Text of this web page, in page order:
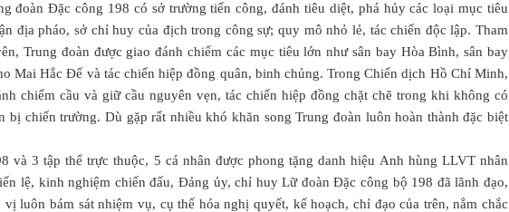
đoàn Đặc công 198 có sở trường tiến công, đánh tiêu diệt, phá hủy các loại mục tiêu
địa pháo, sở chỉ huy của địch trong công sự; quy mô nhỏ lẻ, tác chiến độc lập. Tham
Trung đoàn được giao đánh chiếm các mục tiêu lớn như sân bay Hòa Bình, sân bay
Mai Hắc Đế và tác chiến hiệp đồng quân, binh chủng. Trong Chiến dịch Hồ Chí Minh,
chiếm cầu và giữ cầu nguyên vẹn, tác chiến hiệp đồng chặt chẽ trong khi không có
bị chiến trường. Dù gặp rất nhiều khó khăn song Trung đoàn luôn hoàn thành đặc biệt
và 3 tập thể trực thuộc, 5 cá nhân được phong tặng danh hiệu Anh hùng LLVT nhân
lệ, kinh nghiệm chiến đấu, Đảng ủy, chỉ huy Lữ đoàn Đặc công bộ 198 đã lãnh đạo,
luôn bám sát nhiệm vụ, cụ thể hóa nghị quyết, kế hoạch, chỉ đạo của trên, nắm chắc